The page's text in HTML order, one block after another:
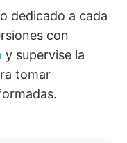
dedicado a cada
con
y supervise la
tomar